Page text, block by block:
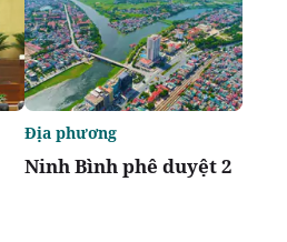
Ninh Bình phê duyệt 2
Địa phương